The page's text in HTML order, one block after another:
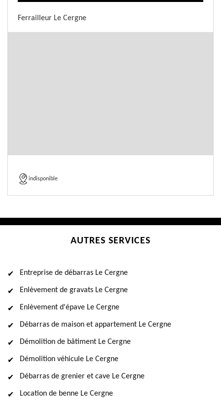
Ferrailleur Le Cergne
indisponible
AUTRES SERVICES
Entreprise de débarras Le Cergne
Enlèvement de gravats Le Cergne
Enlèvement d'épave Le Cergne
Débarras de maison et appartement Le Cergne
Démolition de bâtiment Le Cergne
Démolition véhicule Le Cergne
Débarras de grenier et cave Le Cergne
Location de benne Le Cergne